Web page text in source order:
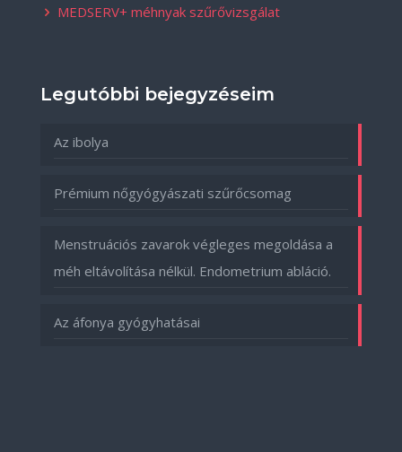
MEDSERV+ méhnyak szűrővizsgálat
Legutóbbi bejegyzéseim
Az ibolya
Prémium nőgyógyászati szűrőcsomag
Menstruációs zavarok végleges megoldása a
méh eltávolítása nélkül. Endometrium abláció.
Az áfonya gyógyhatásai